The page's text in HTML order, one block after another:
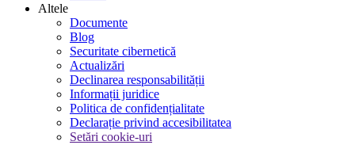
Altele
Documente
Blog
Securitate cibernetică
Actualizări
Declinarea responsabilității
Informații juridice
Politica de confidențialitate
Declarație privind accesibilitatea
Setări cookie-uri